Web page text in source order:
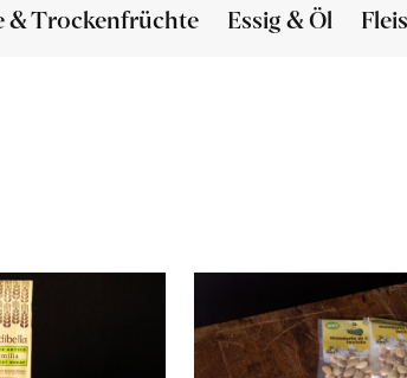
& Trockenfrüchte Essig & Öl